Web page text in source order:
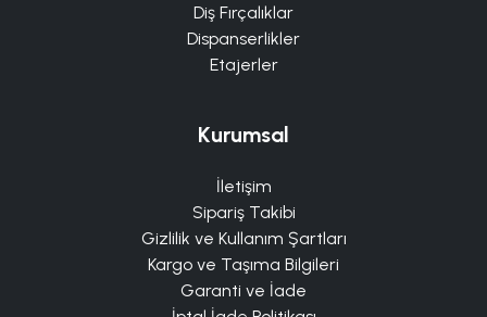
Diş Fırçalıklar
Dispanserlikler
Etajerler
Kurumsal
İletişim
Sipariş Takibi
Gizlilik ve Kullanım Şartları
Kargo ve Taşıma Bilgileri
Garanti ve İade